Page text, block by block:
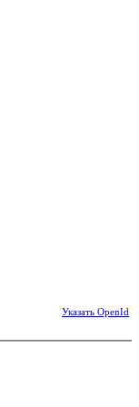
Указать OpenId